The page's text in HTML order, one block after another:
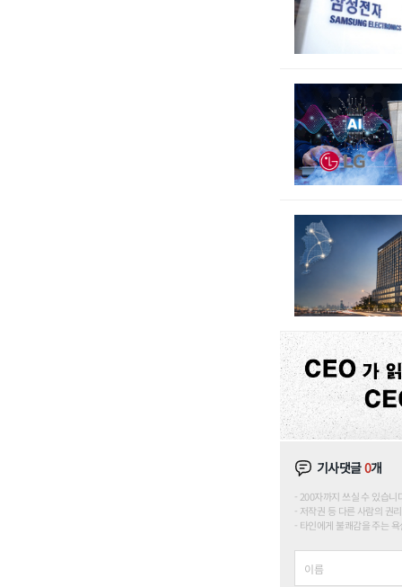
기사댓글0개
200자까지 쓰실 수 있습
저작권 등 다른 사람의 권
타인에게 불쾌감을 주는